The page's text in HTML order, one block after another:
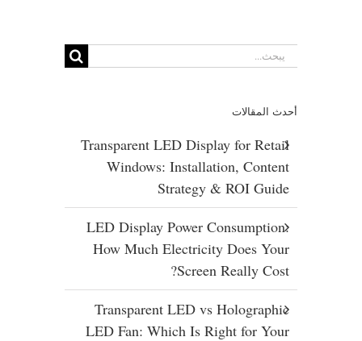
بحث
عن:
أحدث المقالات
Transparent LED Display for Retail
Windows: Installation, Content
Strategy & ROI Guide
LED Display Power Consumption:
How Much Electricity Does Your
Screen Really Cost?
Transparent LED vs Holographic
LED Fan: Which Is Right for Your